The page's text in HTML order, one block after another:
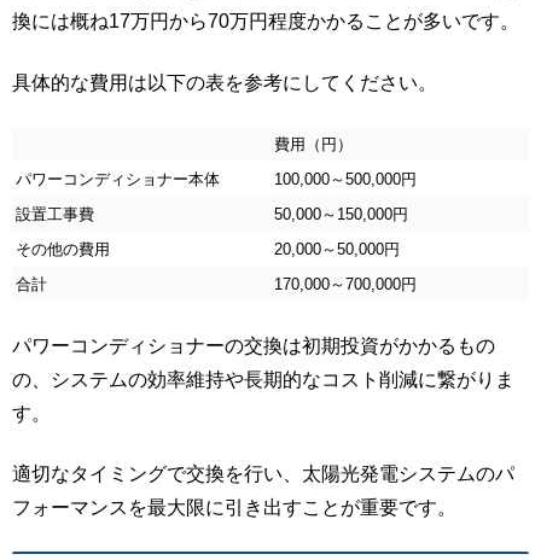
換には概ね17万円から70万円程度かかることが多いです。
具体的な費用は以下の表を参考にしてください。
費用（円）
パワーコンディショナー本体
100,000～500,000円
設置工事費
50,000～150,000円
その他の費用
20,000～50,000円
合計
170,000～700,000円
パワーコンディショナーの交換は初期投資がかかるもの
の、システムの効率維持や長期的なコスト削減に繋がりま
す。
適切なタイミングで交換を行い、太陽光発電システムのパ
フォーマンスを最大限に引き出すことが重要です。